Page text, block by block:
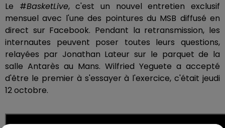
Le #BasketLive, c'est un nouvel entretien exclusif
mensuel avec l'une des pointures du MSB diffusé en
direct sur Facebook. Pendant la retransmission, les
internautes peuvent poser toutes leurs questions,
relayées par Jonathan Lateur sur le parquet de la
salle Antarès au Mans. Wilfried Yeguete a accepté
d'être le premier à s'essayer à l'exercice, c'était jeudi
12 octobre.